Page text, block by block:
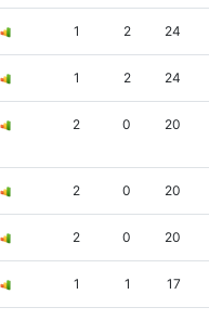
1 2 24
1 2 24
2 0 20
2 0 20
2 0 20
1 1 17